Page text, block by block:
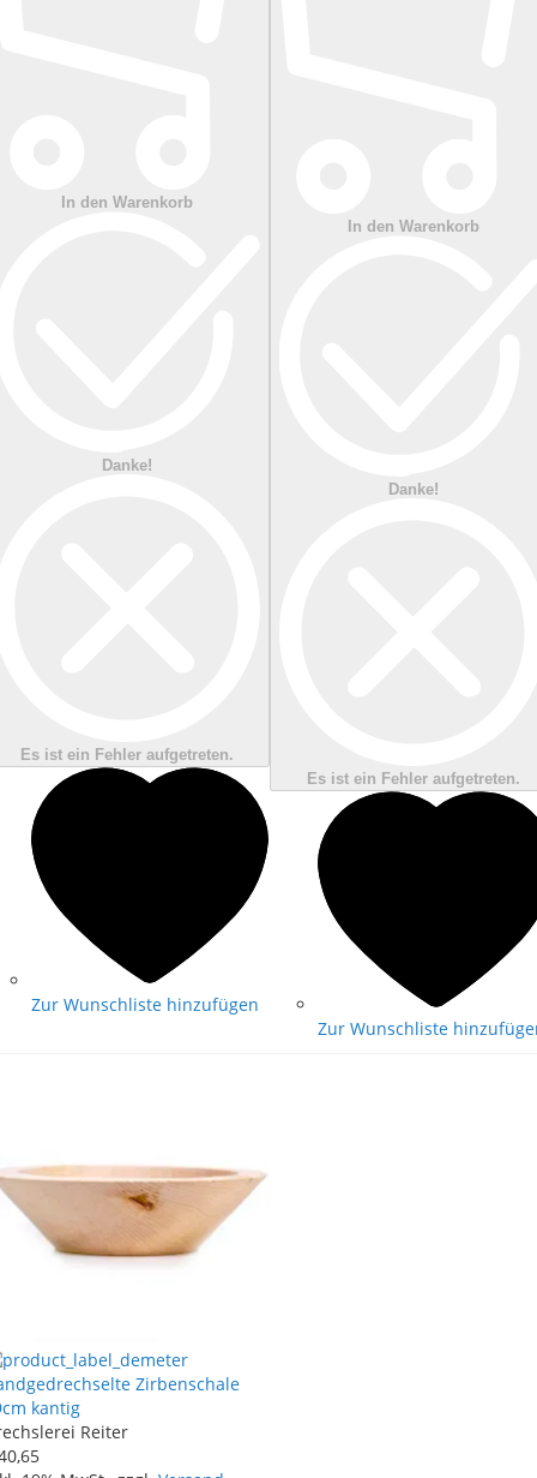
In den Warenkorb
Danke!
Es ist ein Fehler aufgetreten.
Zur Wunschliste hinzufügen
In den Warenkorb
Danke!
Es ist ein Fehler aufgetreten.
Zur Wunschliste
Zirbenschale
kantig
Reiter
,65